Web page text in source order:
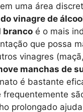
uma área
vinagre de
branco é o mais
que possa
vinagres
manchas de
é bastante
frequentemente
prolongado